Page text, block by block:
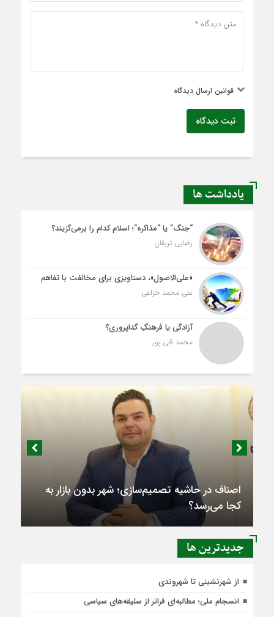
قوانین ارسال دیدگاه
ثبت دیدگاه
یادداشت ها
“جنگ” یا “مذاکره”؛ اسلام کدام را برمی‌گزیند؟
رضایی تربقان
«علی‌الاصول»، دستاویزی برای مخالفت با تفاهم
علی محمد خزاعی
آزادگی یا فرهنگِ گداپروری؟
محمد قلی پور
اصناف در حاشیه تصمیم‌سازی؛ شهر بدون بازار به
کجا می‌رسد؟
جديدترين ها
از شهرنشینی تا شهروندی
انسجام ملی؛ مطالبه‌ای فراتر از سلیقه‌های سیاسی